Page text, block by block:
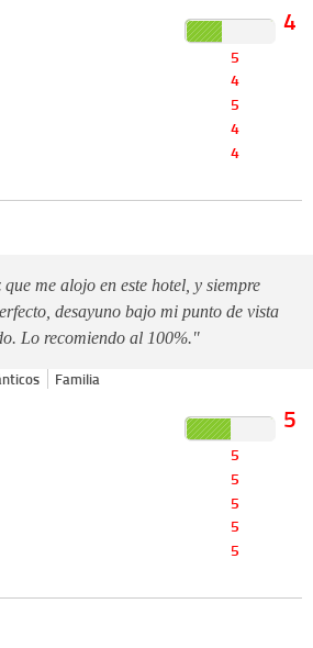
4
5
4
5
4
4
me alojo en este hotel, y siempre
desayuno bajo mi punto de vista
Lo recomiendo al 100%."
Familia
5
5
5
5
5
5